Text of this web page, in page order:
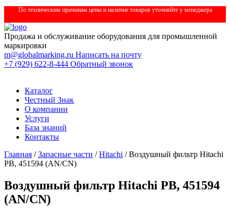
По техническим причинам цены и наличие товаров уточняйте у менеджера
Продажа и обслуживание оборудования для промышленной
маркировки
m@globalmarking.ru Написать на почту
+7 (929) 622-8-444 Обратный звонок
Каталог
Честный Знак
О компании
Услуги
База знаний
Контакты
Главная /Запасные части /Hitachi / Воздушный фильтр Hitachi
PB, 451594 (AN/CN)
Воздушный фильтр Hitachi PB, 451594
(AN/CN)